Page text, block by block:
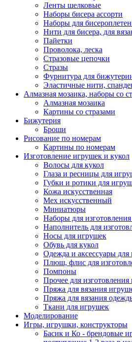
Ленты шелковые
Наборы бисера ассорти
Наборы для
Нити для бисера, для
Пайетки
Проволока, леска
Стразовые цепочки
Стразы
Фурнитура для
Эластичные нити,
Алмазная мозаика, наборы со
Алмазная мозаика
Картины co стразами
Бижутерия
Броши
Рисование по номерам
Картины по номерам
Изготовление игрушек и кукол
Волосы для кукол
Глаза и ресницы для
Губки и ротики для
Кожа искусственная
Мех искусственный
Миниатюры
Наборы для
Наполнитель для
Носы для игрушек
Обувь для кукол
Одежда и аксессуары для
Плюш, флис для
Помпоны
Прочее для
Пряжа для вязания
Пряжа для вязания
Ткани для игрушек
Моделирование
Игры, игрушки, конструкторы
Басик и Ко - брендовые